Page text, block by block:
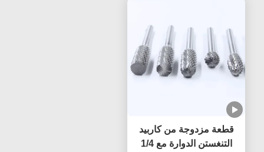
قطعة مزدوجة من كاربيد
التنغستن الدوارة مع 1/4